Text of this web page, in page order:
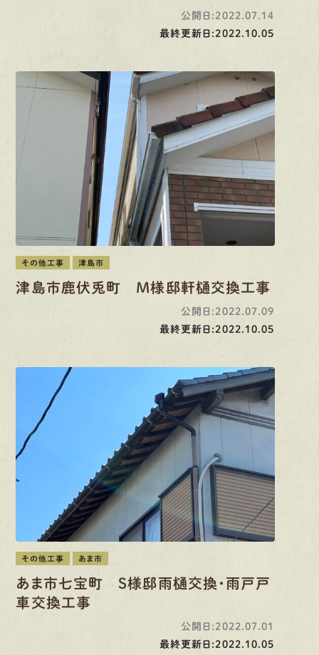
公開日:2022.07.14
最終更新日:2022.10.05
その他工事 津島市
津島市鹿伏兎町 M様邸軒樋交換工事
公開日:2022.07.09
最終更新日:2022.10.05
その他工事 あま市
あま市七宝町 S様邸雨樋交換・雨戸戸
車交換工事
公開日:2022.07.01
最終更新日:2022.10.05